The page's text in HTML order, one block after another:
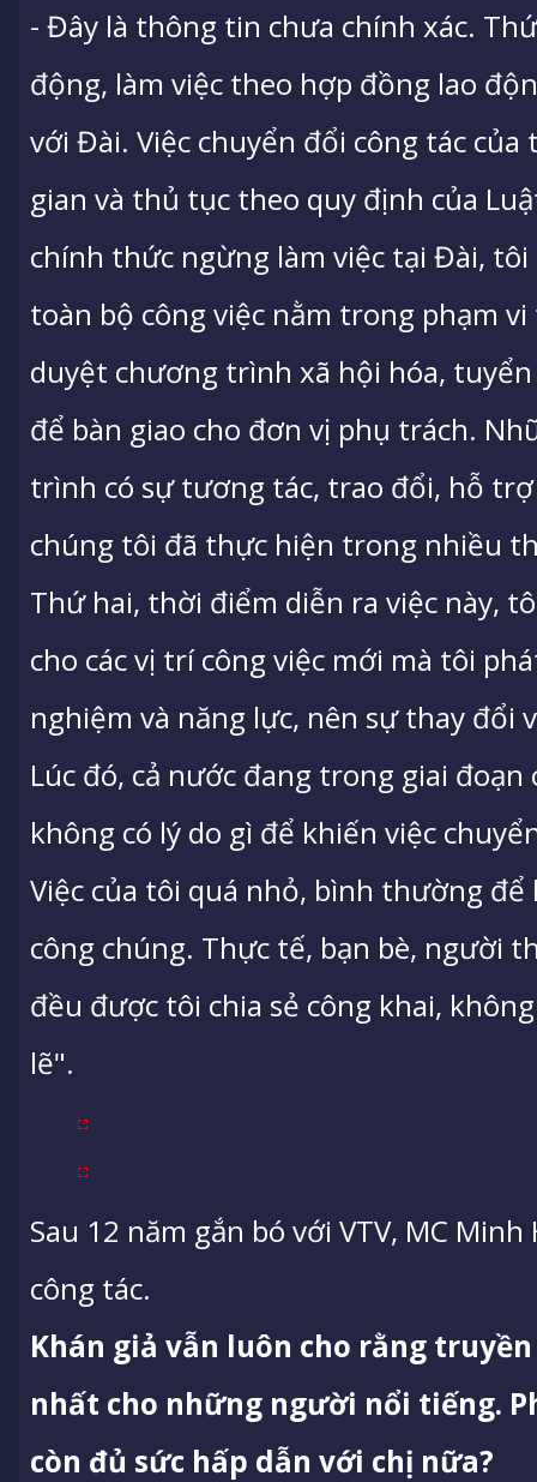
- Đây là thông tin chưa chính xác.
động, làm việc theo hợp đồng lao
với Đài. Việc chuyển đổi công tác
gian và thủ tục theo quy định của
chính thức ngừng làm việc tại Đài,
toàn bộ công việc nằm trong phạm
duyệt chương trình xã hội hóa,
để bàn giao cho đơn vị phụ trách.
trình có sự tương tác, trao đổi, hỗ trợ
chúng tôi đã thực hiện trong nhiều
Thứ hai, thời điểm diễn ra việc này,
cho các vị trí công việc mới mà tôi
nghiệm và năng lực, nên sự thay đổi
Lúc đó, cả nước đang trong giai
không có lý do gì để khiến việc
Việc của tôi quá nhỏ, bình thường
công chúng. Thực tế, bạn bè, người
đều được tôi chia sẻ công khai,
lẽ".
Sau 12 năm gắn bó với VTV, MC
công tác.
Khán giả vẫn luôn cho rằng
nhất cho những người nổi tiếng.
còn đủ sức hấp dẫn với chị nữa?